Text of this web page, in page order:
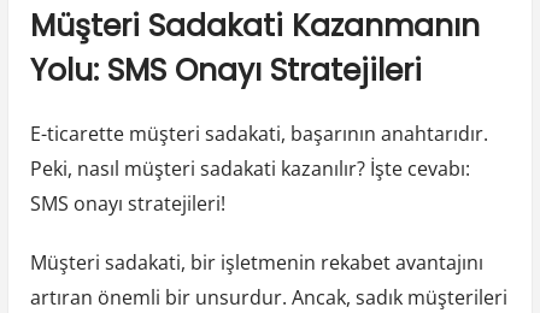
Müşteri Sadakati Kazanmanın
Yolu: SMS Onayı Stratejileri
E-ticarette müşteri sadakati, başarının anahtarıdır.
Peki, nasıl müşteri sadakati kazanılır? İşte cevabı:
SMS onayı stratejileri!
Müşteri sadakati, bir işletmenin rekabet avantajını
artıran önemli bir unsurdur. Ancak, sadık müşterileri